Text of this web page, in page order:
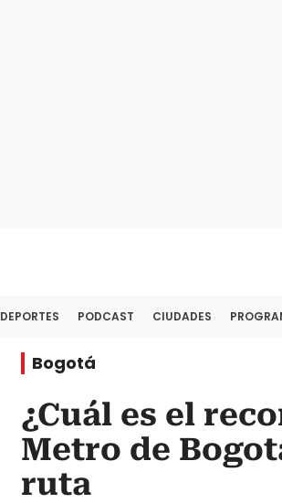
DEPORTES PODCAST CIUDADES
Bogotá
¿Cuál es el
Metro de
ruta